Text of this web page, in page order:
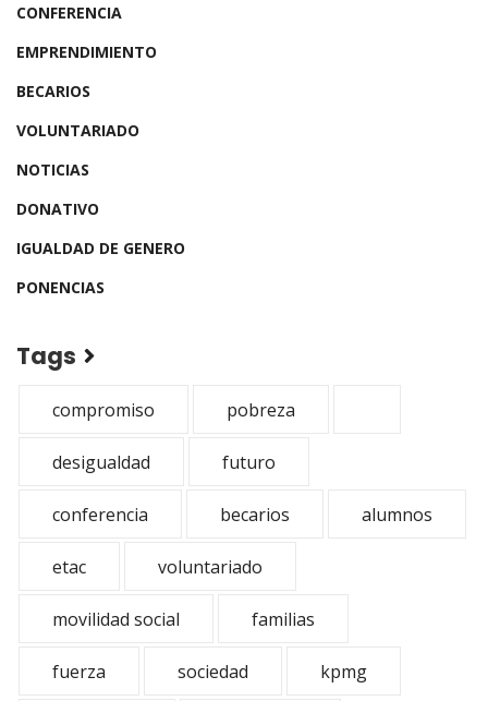
CONFERENCIA
EMPRENDIMIENTO
BECARIOS
VOLUNTARIADO
NOTICIAS
DONATIVO
IGUALDAD DE GENERO
PONENCIAS
Tags
compromiso pobreza
desigualdad futuro
conferencia becarios alumnos
etac voluntariado
movilidad social familias
fuerza sociedad kpmg